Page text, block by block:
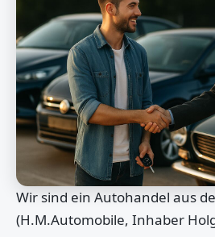
Wir sind ein Autohandel aus
(H.M.Automobile, Inhaber